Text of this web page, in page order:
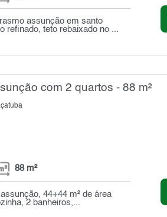
assunção em santo
refinado, teto rebaixado no ...
com 2 quartos - 88 m²
88 m²
44+44 m² de área
2 banheiros,...